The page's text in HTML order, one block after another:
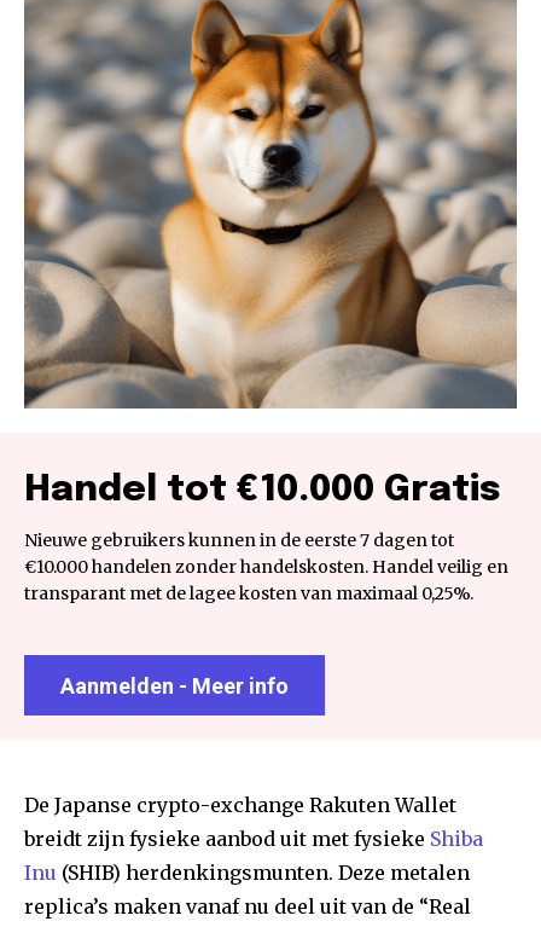
Handel tot €10.000 Gratis
Nieuwe gebruikers kunnen in de eerste 7 dagen tot
€10.000 handelen zonder handelskosten. Handel veilig en
transparant met de lagee kosten van maximaal 0,25%.
Aanmelden - Meer info
De Japanse crypto-exchange Rakuten Wallet
breidt zijn fysieke aanbod uit met fysieke Shiba
Inu (SHIB) herdenkingsmunten. Deze metalen
replica’s maken vanaf nu deel uit van de “Real